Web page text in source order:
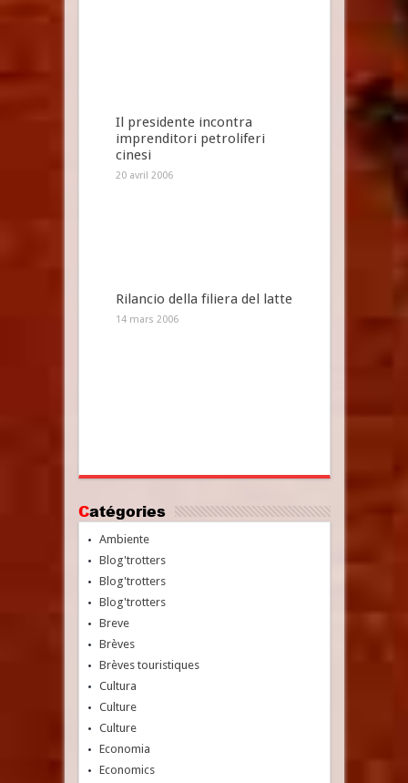
Il presidente incontra
imprenditori petroliferi
cinesi
20 avril 2006
Rilancio della filiera del latte
14 mars 2006
Catégories
Ambiente
Blog'trotters
Blog'trotters
Blog'trotters
Breve
Brèves
Brèves touristiques
Cultura
Culture
Culture
Economia
Economics